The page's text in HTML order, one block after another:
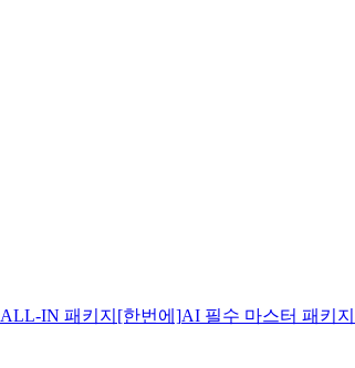
ALL-IN 패키지[한번에]AI 필수 마스터 패키지